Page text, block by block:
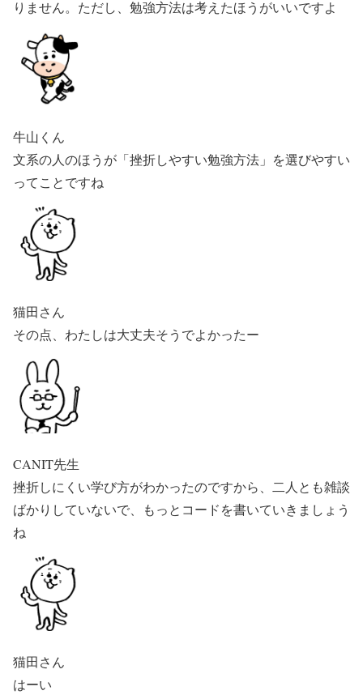
りません。ただし、勉強方法は考えたほうがいいですよ
牛山くん
文系の人のほうが「挫折しやすい勉強方法」を選びやすい
ってことですね
猫田さん
その点、わたしは大丈夫そうでよかったー
CANIT先生
挫折しにくい学び方がわかったのですから、二人とも雑談
ばかりしていないで、もっとコードを書いていきましょう
ね
猫田さん
はーい